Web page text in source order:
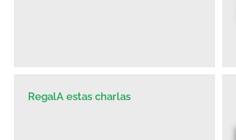
RegalA estas charlas